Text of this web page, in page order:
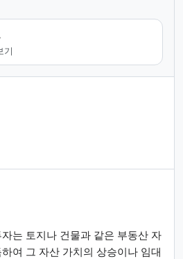
기
는 토지나 건물과 같은 부동산 자
여 그 자산 가치의 상승이나 임대